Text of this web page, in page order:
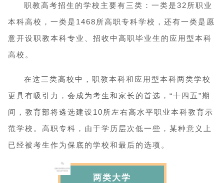
职教高考招生的学校主要有三类：一类是32所职业
本科高校，一类是1468所高职专科学校，还有一类是愿
意开设职教本科专业、招收中高职毕业生的应用型本科
高校。
在这三类高校中，职教本科和应用型本科两类学校
更具有吸引力，会成为考生和家长的首选，“十四五”期
间，教育部将遴选建设10所左右高水平职业本科教育示
范学校。高职专科，由于学历层次低一些，某种意义上
已经被考生作为保底的学校和最后的选项。
两类大学